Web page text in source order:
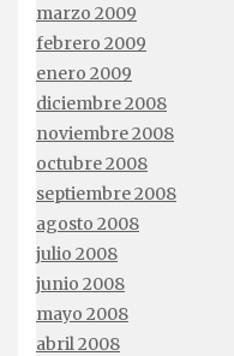
marzo 2009
febrero 2009
enero 2009
diciembre 2008
noviembre 2008
octubre 2008
septiembre 2008
agosto 2008
julio 2008
junio 2008
mayo 2008
abril 2008